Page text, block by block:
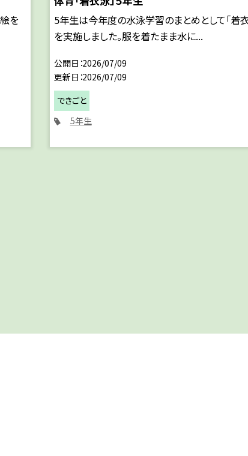
を
5年生は今年度の水泳学習のまとめとして「着
を実施しました。服を着たまま水に...
公開日 2026/07/09
更新日 2026/07/09
できごと
5年生